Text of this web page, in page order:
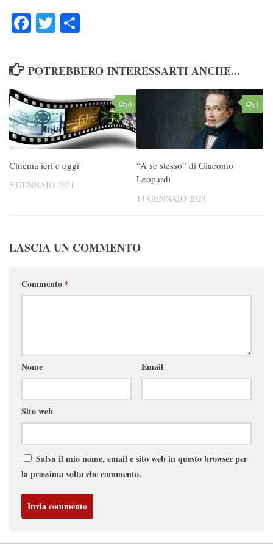
FacebookTwitter
POTREBBERO INTERESSARTI ANCHE...
0
Cinema ieri e oggi
5 GENNAIO 2021
1
“A se stesso” di Giacomo
Leopardi
14 GENNAIO 2024
LASCIA UN COMMENTO
Commento *
Nome Email
Sito web
Salva il mio nome, email e sito web in questo browser per
la prossima volta che commento.